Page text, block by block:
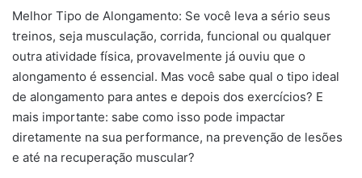
Melhor Tipo de Alongamento: Se você leva a sério seus
treinos, seja musculação, corrida, funcional ou qualquer
outra atividade física, provavelmente já ouviu que o
alongamento é essencial. Mas você sabe qual o tipo ideal
de alongamento para antes e depois dos exercícios? E
mais importante: sabe como isso pode impactar
diretamente na sua performance, na prevenção de lesões
e até na recuperação muscular?